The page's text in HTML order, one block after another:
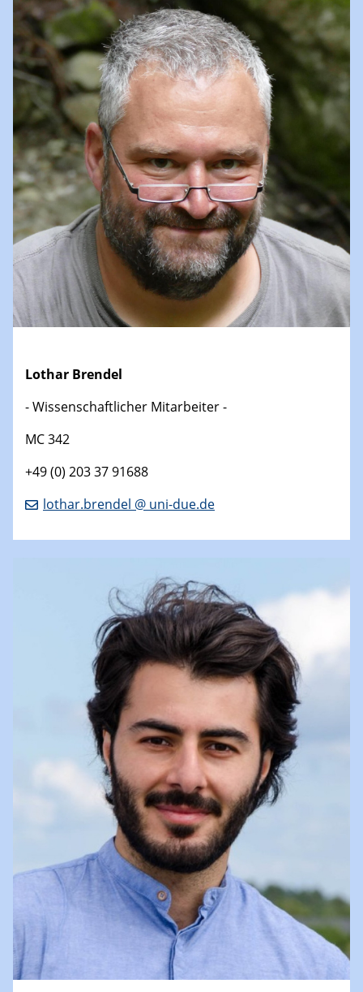
Lothar Brendel
- Wissenschaftlicher Mitarbeiter -
MC 342
+49 (0) 203 37 91688
lothar.brendel @ uni-due.de